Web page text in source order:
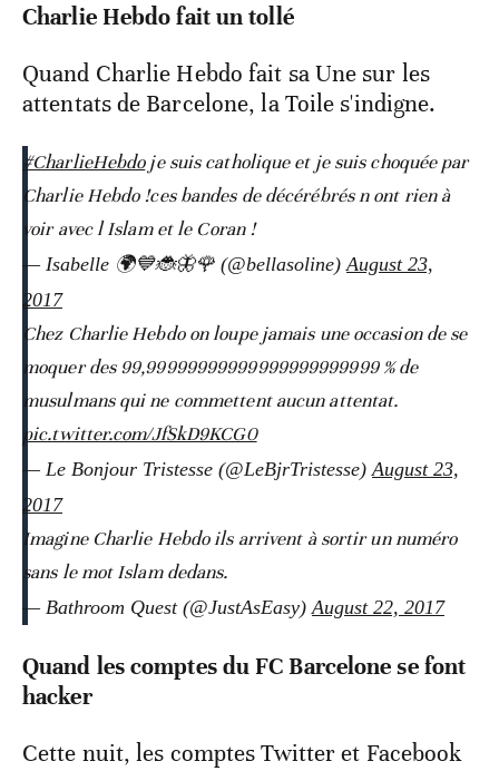
Charlie Hebdo fait un tollé
Quand Charlie Hebdo fait sa Une sur les
attentats de Barcelone, la Toile s'indigne.
#CharlieHebdoje suis catholique et je suis choquée par
Charlie Hebdo !ces bandes de décérébrés n ont rien à
voir avec l Islam et le Coran !
— Isabelle 🌍💙🐞🦋🌹 (@bellasoline) August 23,
2017
Chez Charlie Hebdo on loupe jamais une occasion de se
moquer des 99,99999999999999999999999 % de
musulmans qui ne commettent aucun attentat.
pic.twitter.com/JfSkD9KCG0
— Le Bonjour Tristesse (@LeBjrTristesse) August 23,
2017
Imagine Charlie Hebdo ils arrivent à sortir un numéro
sans le mot Islam dedans.
— Bathroom Quest (@JustAsEasy) August 22, 2017
Quand les comptes du FC Barcelone se font
hacker
Cette nuit, les comptes Twitter et Facebook